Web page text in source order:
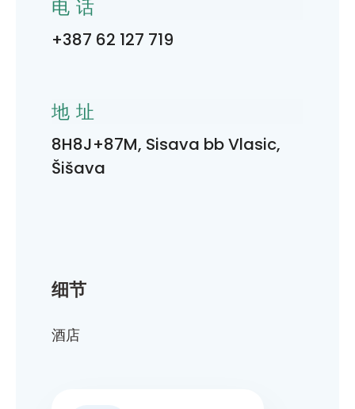
细节
酒店
电话
+387 62 127 719
地址
8H8J+87M, Sisava bb Vlasic,
Šišava